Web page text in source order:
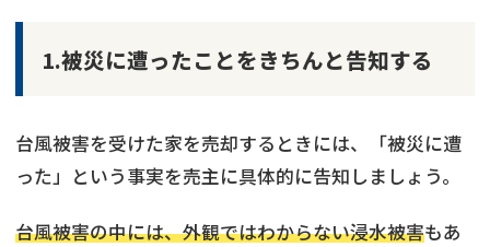
1.被災に遭ったことをきちんと告知する
台風被害を受けた家を売却するときには、「被災に遭
った」という事実を売主に具体的に告知しましょう。
台風被害の中には、外観ではわからない浸水被害もあ